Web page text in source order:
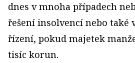
dnes v mnoha případech
řešení insolvencí nebo také
řízení, pokud majetek
tisíc korun.